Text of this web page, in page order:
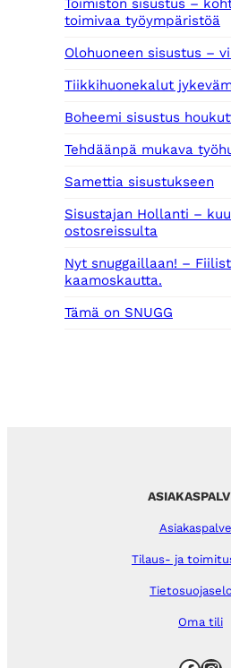
Toimiston sisustus –
toimivaa työympäristöä
Olohuoneen sisustus –
Tiikkihuonekalut
Boheemi sisustus
Tehdäänpä mukava
Samettia sisustukseen
Sisustajan Hollanti –
ostosreissulta
Nyt snuggaillaan! –
kaamoskautta.
Tämä on SNUGG
Tilaus- ja
Oma tili